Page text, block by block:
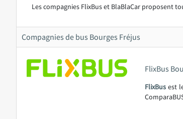
Les compagnies FlixBus et BlaBlaCar proposent
Compagnies de bus Bourges Fréjus
FlixBus
FlixBus est